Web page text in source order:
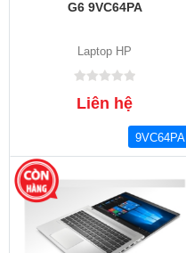
G6 9VC64PA
Laptop HP
Liên hệ
9VC64PA